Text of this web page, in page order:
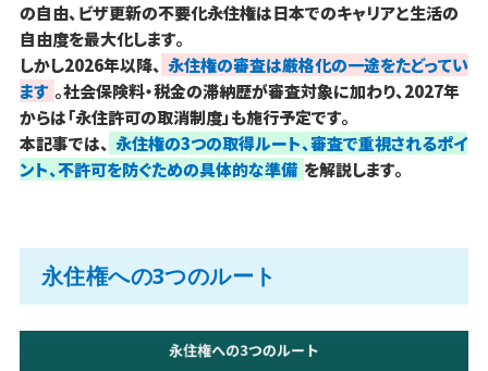
の自由、ビザ更新の不要化――永住権は日本でのキャリアと生活の
自由度を最大化します。
しかし2026年以降、 永住権の審査は厳格化の一途をたどってい
ます 。社会保険料・税金の滞納歴が審査対象に加わり、2027年
からは「永住許可の取消制度」も施行予定です。
本記事では、 永住権の3つの取得ルート、審査で重視されるポイ
ント、不許可を防ぐための具体的な準備 を解説します。
永住権への3つのルート